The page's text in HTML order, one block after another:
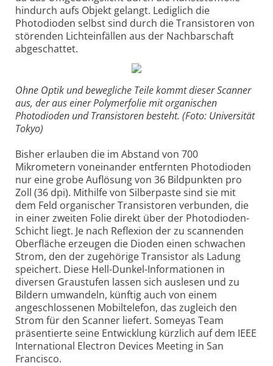
hindurch aufs Objekt gelangt. Lediglich die
Photodioden selbst sind durch die Transistoren von
störenden Lichteinfällen aus der Nachbarschaft
abgeschattet.
Ohne Optik und bewegliche Teile kommt dieser Scanner
aus, der aus einer Polymerfolie mit organischen
Photodioden und Transistoren besteht. (Foto: Universität
Tokyo)
Bisher erlauben die im Abstand von 700
Mikrometern voneinander entfernten Photodioden
nur eine grobe Auflösung von 36 Bildpunkten pro
Zoll (36 dpi). Mithilfe von Silberpaste sind sie mit
dem Feld organischer Transistoren verbunden, die
in einer zweiten Folie direkt über der Photodioden-
Schicht liegt. Je nach Reflexion der zu scannenden
Oberfläche erzeugen die Dioden einen schwachen
Strom, den der zugehörige Transistor als Ladung
speichert. Diese Hell-Dunkel-Informationen in
diversen Graustufen lassen sich auslesen und zu
Bildern umwandeln, künftig auch von einem
angeschlossenen Mobiltelefon, das zugleich den
Strom für den Scanner liefert. Someyas Team
präsentierte seine Entwicklung kürzlich auf dem IEEE
International Electron Devices Meeting in San
Francisco.